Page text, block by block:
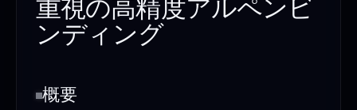
重視の高精度アルペンビ
ンディング
概要